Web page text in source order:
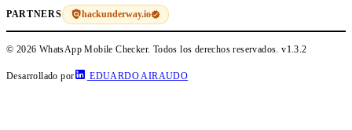
PARTNERS hackunderway.io
© 2026 WhatsApp Mobile Checker. Todos los derechos reservados.v1.3.2
Desarrollado por EDUARDO AIRAUDO